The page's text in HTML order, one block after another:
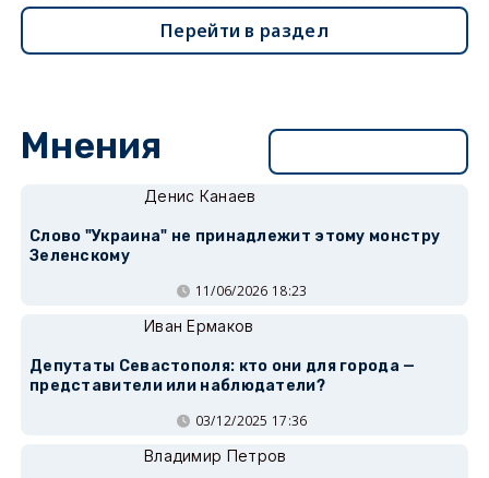
Перейти в раздел
Мнения
Денис Канаев
Слово "Украина" не принадлежит этому монстру
Зеленскому
11/06/2026 18:23
Иван Ермаков
Депутаты Севастополя: кто они для города —
представители или наблюдатели?
03/12/2025 17:36
Владимир Петров